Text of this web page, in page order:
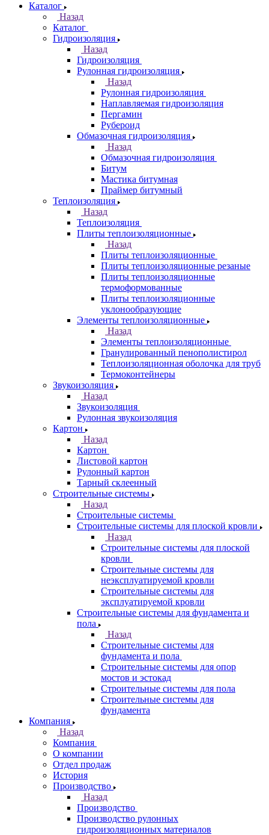
Каталог
Назад
Каталог
Гидроизоляция
Назад
Гидроизоляция
Рулонная гидроизоляция
Назад
Рулонная гидроизоляция
Наплавляемая гидроизоляция
Пергамин
Рубероид
Обмазочная гидроизоляция
Назад
Обмазочная гидроизоляция
Битум
Мастика битумная
Праймер битумный
Теплоизоляция
Назад
Теплоизоляция
Плиты теплоизоляционные
Назад
Плиты теплоизоляционные
Плиты теплоизоляционные резаные
Плиты теплоизоляционные
термоформованные
Плиты теплоизоляционные
уклонообразующие
Элементы теплоизоляционные
Назад
Элементы теплоизоляционные
Гранулированный пенополистирол
Теплоизоляционная оболочка для труб
Термоконтейнеры
Звукоизоляция
Назад
Звукоизоляция
Рулонная звукоизоляция
Картон
Назад
Картон
Листовой картон
Рулонный картон
Тарный склеенный
Строительные системы
Назад
Строительные системы
Строительные системы для плоской кровли
Назад
Строительные системы для плоской
кровли
Строительные системы для
неэксплуатируемой кровли
Строительные системы для
эксплуатируемой кровли
Строительные системы для фундамента и
пола
Назад
Строительные системы для
фундамента и пола
Строительные системы для опор
мостов и эстокад
Строительные системы для пола
Строительные системы для
фундамента
Компания
Назад
Компания
О компании
Отдел продаж
История
Производство
Назад
Производство
Производство рулонных
гидроизоляционных материалов